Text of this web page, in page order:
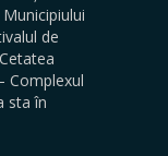
de
Complexul
sta în